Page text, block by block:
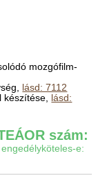
mozgófilm-
lásd: 7112
készítése, lásd:
szám:
e: